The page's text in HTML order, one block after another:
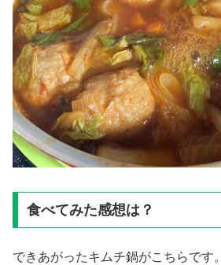
食べてみた感想は？
できあがったキムチ鍋がこちらです。